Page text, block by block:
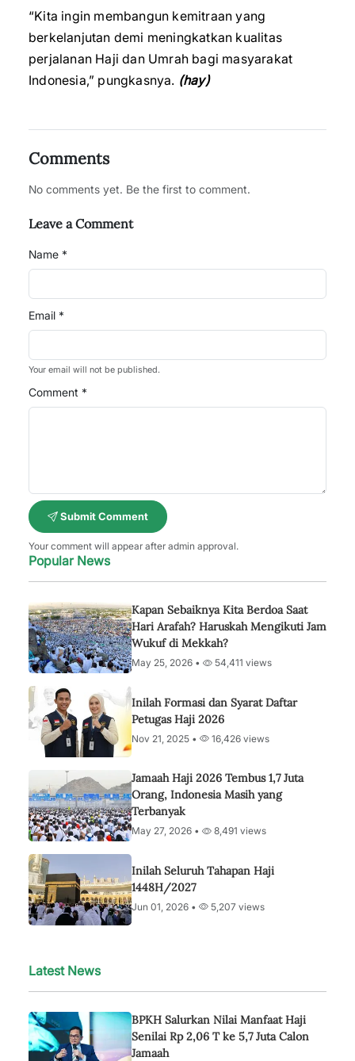
“Kita ingin membangun kemitraan yang
berkelanjutan demi meningkatkan kualitas
perjalanan Haji dan Umrah bagi masyarakat
Indonesia,” pungkasnya. (hay)
Comments
No comments yet. Be the first to comment.
Leave a Comment
Name *
Email *
Your email will not be published.
Comment *
Submit Comment
Your comment will appear after admin approval.
Popular News
Kapan Sebaiknya Kita Berdoa Saat
Hari Arafah? Haruskah Mengikuti Jam
Wukuf di Mekkah?
May 25, 2026 • 54,411 views
Inilah Formasi dan Syarat Daftar
Petugas Haji 2026
Nov 21, 2025 • 16,426 views
Jamaah Haji 2026 Tembus 1,7 Juta
Orang, Indonesia Masih yang
Terbanyak
May 27, 2026 • 8,491 views
Inilah Seluruh Tahapan Haji
1448H/2027
Jun 01, 2026 • 5,207 views
Latest News
BPKH Salurkan Nilai Manfaat Haji
Senilai Rp 2,06 T ke 5,7 Juta Calon
Jamaah